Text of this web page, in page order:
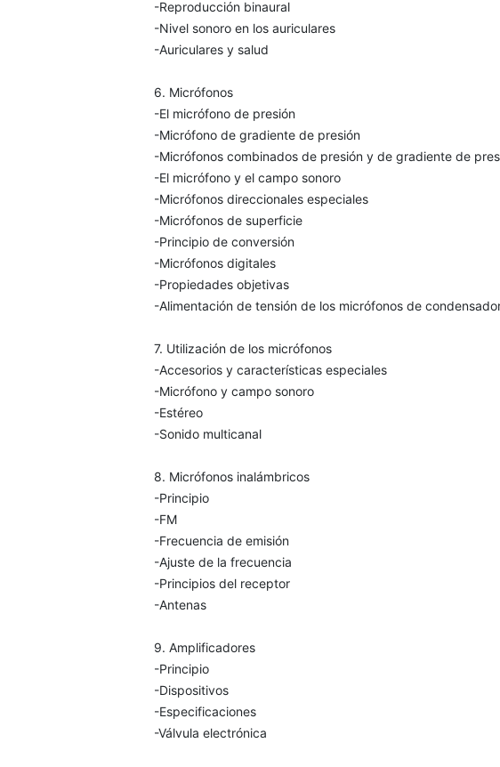
-Reproducción binaural
-Nivel sonoro en los auriculares
-Auriculares y salud
6. Micrófonos
-El micrófono de presión
-Micrófono de gradiente de presión
-Micrófonos combinados de presión y de gradiente de
-El micrófono y el campo sonoro
-Micrófonos direccionales especiales
-Micrófonos de superficie
-Principio de conversión
-Micrófonos digitales
-Propiedades objetivas
-Alimentación de tensión de los micrófonos de
7. Utilización de los micrófonos
-Accesorios y características especiales
-Micrófono y campo sonoro
-Estéreo
-Sonido multicanal
8. Micrófonos inalámbricos
-Principio
-FM
-Frecuencia de emisión
-Ajuste de la frecuencia
-Principios del receptor
-Antenas
9. Amplificadores
-Principio
-Dispositivos
-Especificaciones
-Válvula electrónica